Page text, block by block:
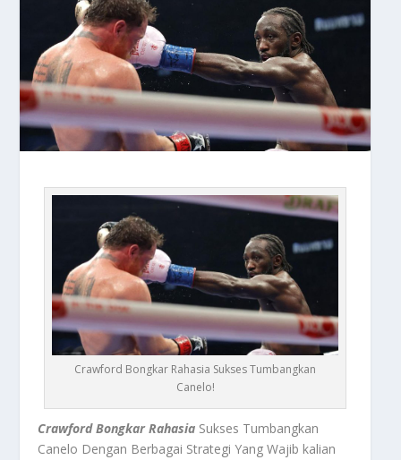
Crawford Bongkar Rahasia Sukses Tumbangkan
Canelo!
Crawford Bongkar Rahasia Sukses Tumbangkan
Canelo Dengan Berbagai Strategi Yang Wajib kalian